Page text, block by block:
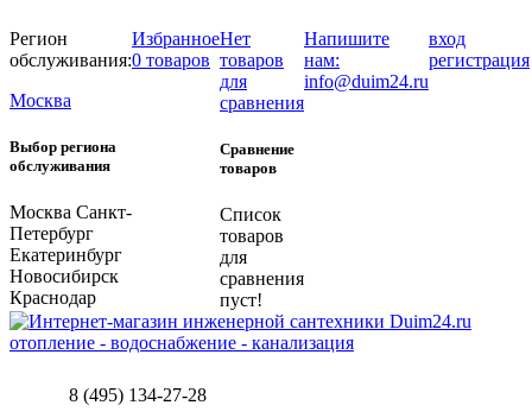
Регион
обслуживания:
Москва
Выбор региона
обслуживания
Москва Санкт-
Петербург
Екатеринбург
Новосибирск
Краснодар
Избранное
0 товаров
Нет
товаров
для
сравнения
Сравнение
товаров
Список
товаров
для
сравнения
пуст!
Напишите
нам:
info@duim24.ru
вход
регистрация
отопление - водоснабжение - канализация
8 (495) 134-27-28